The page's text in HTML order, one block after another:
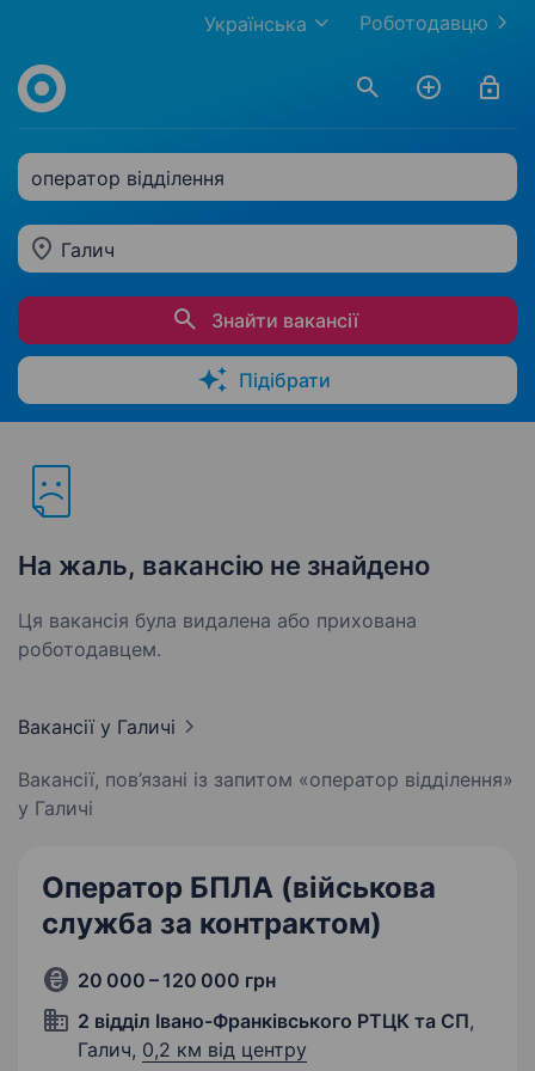
Роботодавцю
Українська
оператор відділення
Галич
Знайти вакансії
Підібрати
На жаль, вакансію не знайдено
Ця вакансія була видалена або прихована
роботодавцем.
Вакансії у Галичі
Вакансії, пов’язані із запитом «оператор відділення»
у Галичі
Оператор БПЛА (військова
служба за контрактом)
20 000 – 120 000 грн
2 відділ Івано-Франківського РТЦК та СП,
Галич, 0,2 км від центру